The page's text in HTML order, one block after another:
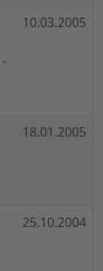
-
10.03.2005
18.01.2005
25.10.2004